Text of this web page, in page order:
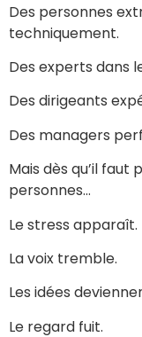
Des personnes
techniquement.
Des experts dans
Des dirigeants
Des managers
Mais dès qu’il
personnes…
Le stress apparaît.
La voix tremble.
Les idées
Le regard fuit.